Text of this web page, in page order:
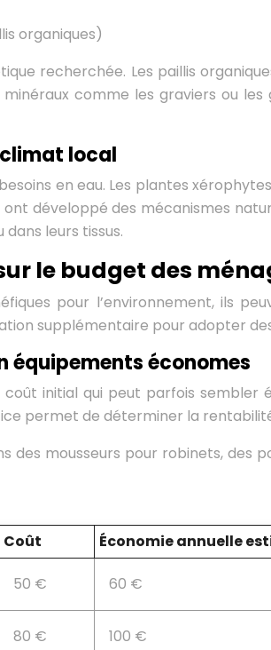
organiques)
recherchée. Les paillis
comme les graviers ou
local
en eau. Les plantes
développé des mécanismes
leurs tissus.
le budget des
pour l’environnement, ils
supplémentaire pour adopter
équipements économes
initial qui peut parfois
permet de déterminer la
des mousseurs pour robinets,
Coût Économie annuelle
50 € 60 €
80 € 100 €